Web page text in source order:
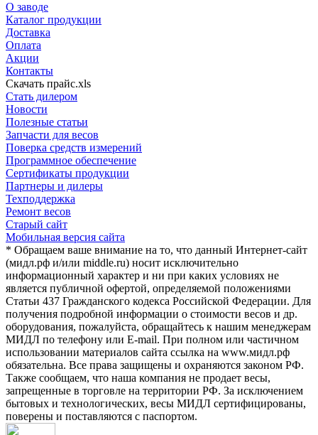
О заводе
Каталог продукции
Доставка
Оплата
Акции
Контакты
Скачать прайс.xls
Стать дилером
Новости
Полезные статьи
Запчасти для весов
Поверка средств измерений
Программное обеспечение
Сертификаты продукции
Партнеры и дилеры
Техподдержка
Ремонт весов
Старый сайт
Мобильная версия сайта
* Обращаем ваше внимание на то, что данный Интернет-сайт
(мидл.рф и/или middle.ru) носит исключительно
информационный характер и ни при каких условиях не
является публичной офертой, определяемой положениями
Статьи 437 Гражданского кодекса Российской Федерации. Для
получения подробной информации о стоимости весов и др.
оборудования, пожалуйста, обращайтесь к нашим менеджерам
МИДЛ по телефону или E-mail. При полном или частичном
использовании материалов сайта ссылка на www.мидл.рф
обязательна. Все права защищены и охраняются законом РФ.
Также сообщаем, что наша компания не продает весы,
запрещенные в торговле на территории РФ. За исключением
бытовых и технологических, весы МИДЛ сертифицированы,
поверены и поставляются с паспортом.